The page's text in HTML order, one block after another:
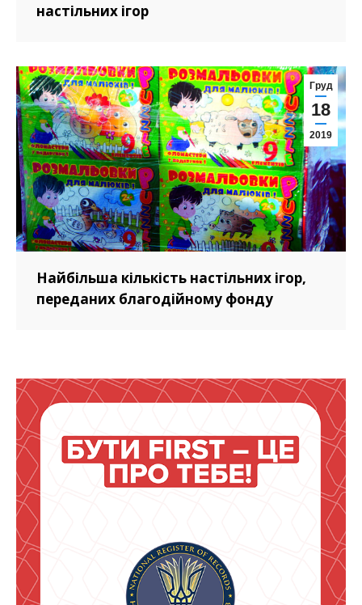
настільних ігор
Груд
18
2019
Найбільша кількість настільних ігор,
переданих благодійному фонду